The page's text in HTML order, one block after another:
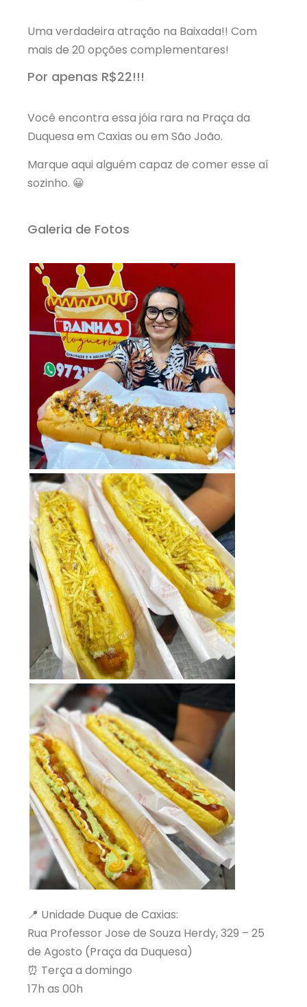
Uma verdadeira atração na Baixada!! Com
mais de 20 opções complementares!
Por apenas R$22!!!
Você encontra essa jóia rara na Praça da
Duquesa em Caxias ou em São João.
Marque aqui alguém capaz de comer esse aí
sozinho. 😀
Galeria de Fotos
📍 Unidade Duque de Caxias:
Rua Professor Jose de Souza Herdy, 329 – 25
de Agosto (Praça da Duquesa)
⏰ Terça a domingo
17h as 00h